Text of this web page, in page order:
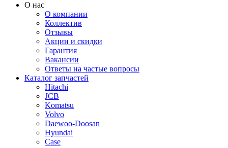
О нас
О компании
Коллектив
Отзывы
Акции и скидки
Гарантия
Вакансии
Ответы на частые вопросы
Каталог запчастей
Hitachi
JCB
Komatsu
Volvo
Daewoo-Doosan
Hyundai
Case